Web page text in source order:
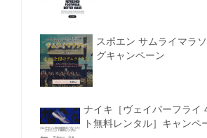
スポエン サムライマラ
グキャンペーン
ナイキ［ヴェイパーフライ
ト無料レンタル］キャンペ